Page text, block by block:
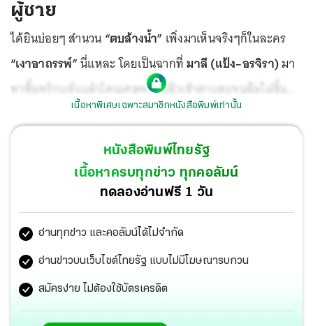
ผู้ชาย
ได้ยินบ่อยๆ สำนวน “ตบล้างน้ำ” เพิ่งมาเห็นจริงๆก็ในละคร
“เงาอาถรรพ์”นี่แหละ โดยเป็นฉากที่มาลี (แป้ง–อรจิรา)มา
หาซื้อพริกแห้งแล้วโดนเศษพริกปลิวเข้าตาแสบจนลืมไม่ขึ้น
ร้องเรียกขอน้ำ จังหวะนั้นสร้อยพี (ณฉัตร–กวิยณัฎฐ์)
ผ่านมา ด้วยความที่เกลียด
ที่ทำตัวใกล้ชิด
อยู่แล้ว ก็เลยตักน้ำสาดหน้าให้มาลีซะเลย
กับงงว่าใครแกล้ง แต่จะดูหน้าก็ไม่ได้เพราะลืมตาไม่ขึ้น!
เนื้อหาพิเศษเฉพาะสมาชิกหนังสือพิมพ์เท่านั้น
หนังสือพิมพ์ไทยรัฐ
เนื้อหาครบทุกข่าว ทุกคอลัมน์
ทดลองอ่านฟรี 1 วัน
อ่านทุกข่าว และคอลัมน์ได้ไม่จำกัด
อ่านข่าวบนเว็บไซต์ไทยรัฐ แบบไม่มีโฆษณารบกวน
สมัครง่าย ไม่ต้องใช้บัตรเครดิต